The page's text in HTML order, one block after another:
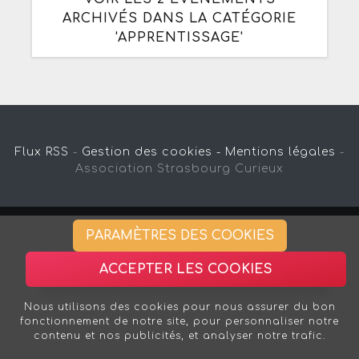
ARCHIVÉS DANS LA CATÉGORIE
'APPRENTISSAGE'
Flux RSS - Gestion des cookies - Mentions légales -
Association Strasbourg Curieux
PARAMÈTRES DES COOKIES
ACCEPTER LES COOKIES
Nous utilisons des cookies pour nous assurer du bon
fonctionnement de notre site, pour personnaliser notre
contenu et nos publicités, et analyser notre trafic.